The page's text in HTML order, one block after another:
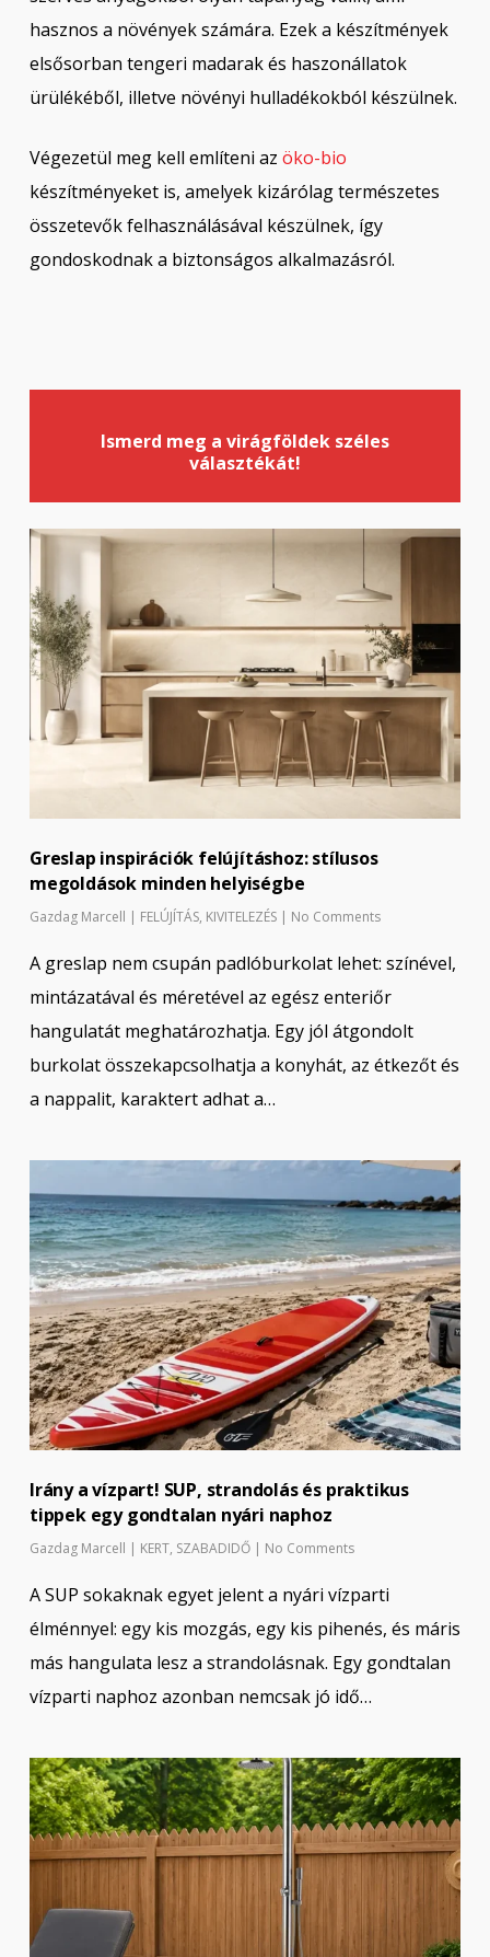
hasznos a növények számára. Ezek a készítmények
elsősorban tengeri madarak és haszonállatok
ürülékéből, illetve növényi hulladékokból készülnek.
Végezetül meg kell említeni az öko-bio
készítményeket is, amelyek kizárólag természetes
összetevők felhasználásával készülnek, így
gondoskodnak a biztonságos alkalmazásról.
Ismerd meg a virágföldek széles
választékát!
Greslap inspirációk felújításhoz: stílusos
megoldások minden helyiségbe
Gazdag Marcell | FELÚJÍTÁS, KIVITELEZÉS | No Comments
A greslap nem csupán padlóburkolat lehet: színével,
mintázatával és méretével az egész enteriőr
hangulatát meghatározhatja. Egy jól átgondolt
burkolat összekapcsolhatja a konyhát, az étkezőt és
a nappalit, karaktert adhat a…
Irány a vízpart! SUP, strandolás és praktikus
tippek egy gondtalan nyári naphoz
Gazdag Marcell | KERT, SZABADIDŐ | No Comments
A SUP sokaknak egyet jelent a nyári vízparti
élménnyel: egy kis mozgás, egy kis pihenés, és máris
más hangulata lesz a strandolásnak. Egy gondtalan
vízparti naphoz azonban nemcsak jó idő…